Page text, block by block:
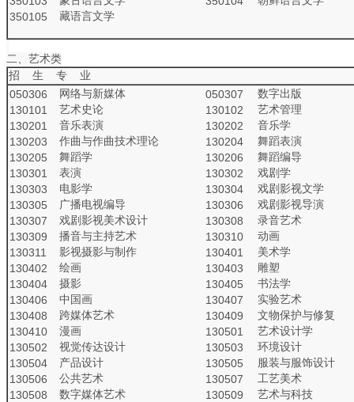
350105
藏语言文学
二、艺术类
招 生 专 业
050306
网络与新媒体 050307
数字出版
130101
艺术史论 130102
艺术管理
130201
音乐表演 130202
音乐学
130203
作曲与作曲技术理论 130204
舞蹈表演
130205
舞蹈学 130206
舞蹈编导
130301
表演 130302
戏剧学
130303
电影学 130304
戏剧影视文学
130305
广播电视编导 130306
戏剧影视导演
130307
戏剧影视美术设计 130308
录音艺术
130309
播音与主持艺术 130310
动画
130311
影视摄影与制作 130401
美术学
130402
绘画 130403
雕塑
130404
摄影 130405
书法学
130406
中国画 130407
实验艺术
130408
跨媒体艺术 130409
文物保护与修复
130410
漫画 130501
艺术设计学
130502
视觉传达设计 130503
环境设计
130504
产品设计 130505
服装与服饰设计
130506
公共艺术 130507
工艺美术
130508
数字媒体艺术 130509
艺术与科技